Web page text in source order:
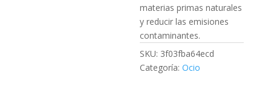
materias primas naturales
y reducir las emisiones
contaminantes.
SKU: 3f03fba64ecd
Categoría:Ocio